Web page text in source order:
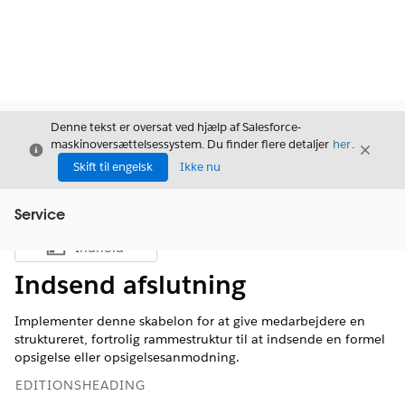
Luk
Denne tekst er oversat ved hjælp af Salesforce-
maskinoversættelsessystem. Du finder flere detaljer her.
Skift til engelsk
Ikke nu
Luk
Service
Vis indholdsfortegnelse
Indhold
Indsend afslutning
Implementer denne skabelon for at give medarbejdere en
struktureret, fortrolig rammestruktur til at indsende en formel
opsigelse eller opsigelsesanmodning.
EDITIONSHEADING